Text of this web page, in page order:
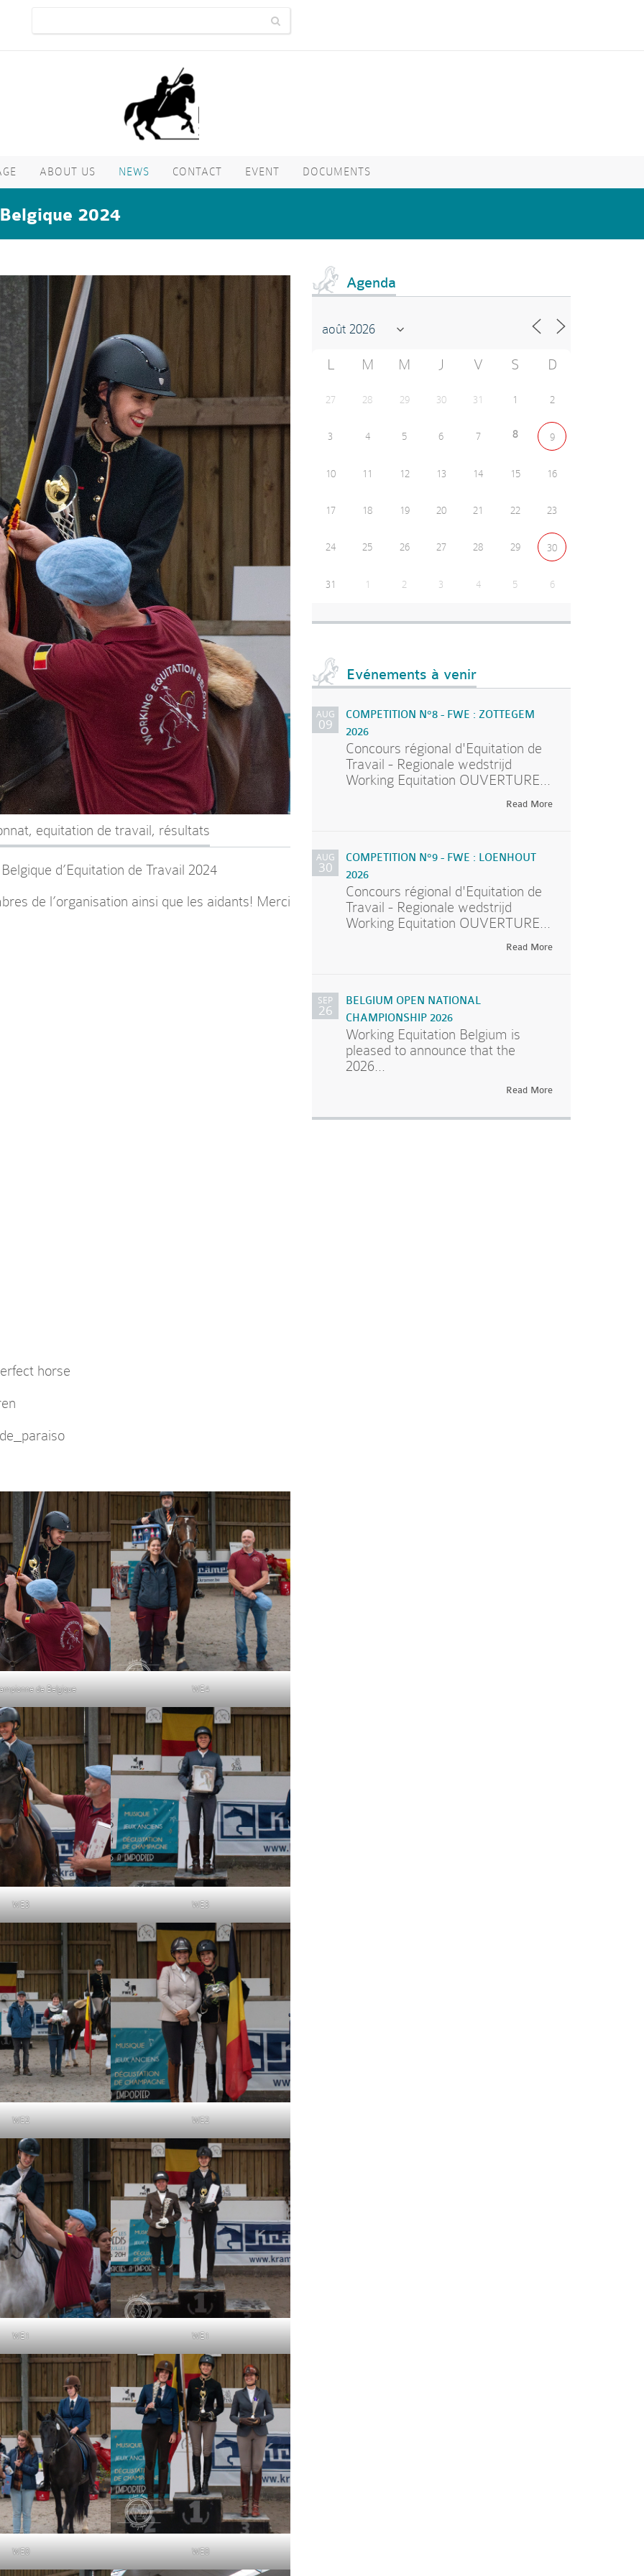
ABOUT US NEWS CONTACT EVENT DOCUMENTS
2024
, equitation de travail, résultats
d’Equitation de Travail 2024
de l’organisation ainsi que les aidants! Merci
horse
de Belgique WE4
WE3 WE3
WE2 WE2
WE1 WE1
WE0 WE0
Agenda
L M M J V S D
27 28 29 30 31 1 2
3 4 5 6 7 8 9
10 11 12 13 14 15 16
17 18 19 20 21 22 23
24 25 26 27 28 29 30
31 1 2 3 4 5 6
Evénements à venir
AUG
09
COMPETITION N°8 - FWE : ZOTTEGEM
2026
Concours régional d'Equitation de
Travail - Regionale wedstrijd
Working Equitation OUVERTURE...
Read More
AUG
30
COMPETITION N°9 - FWE : LOENHOUT
2026
Concours régional d'Equitation de
Travail - Regionale wedstrijd
Working Equitation OUVERTURE...
Read More
SEP
26
BELGIUM OPEN NATIONAL
CHAMPIONSHIP 2026
Working Equitation Belgium is
pleased to announce that the
2026...
Read More